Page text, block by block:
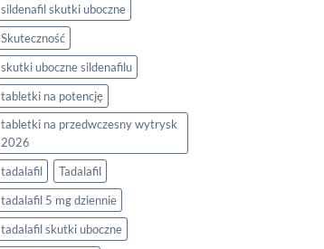
sildenafil skutki uboczne
Skuteczność
skutki uboczne sildenafilu
tabletki na potencję
tabletki na przedwczesny wytrysk
2026
tadalafil
Tadalafil
tadalafil 5 mg dziennie
tadalafil skutki uboczne